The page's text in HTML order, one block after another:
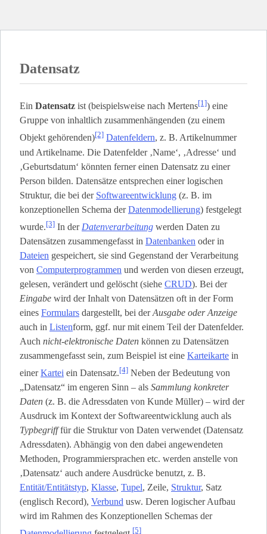
Datensatz
Ein Datensatz ist (beispielsweise nach Mertens[1]) eine
Gruppe von inhaltlich zusammenhängenden (zu einem
Objekt gehörenden)[2] Datenfeldern, z. B. Artikelnummer
und Artikelname. Die Datenfelder ‚Name‘, ‚Adresse‘ und
‚Geburtsdatum‘ könnten ferner einen Datensatz zu einer
Person bilden. Datensätze entsprechen einer logischen
Struktur, die bei der Softwareentwicklung (z. B. im
konzeptionellen Schema derDatenmodellierung) festgelegt
wurde.[3] In der Datenverarbeitung werden Daten zu
Datensätzen zusammengefasst in Datenbanken oder in
Dateien gespeichert, sie sind Gegenstand der Verarbeitung
von Computerprogrammen und werden von diesen erzeugt,
gelesen, verändert und gelöscht (siehe CRUD). Bei der
Eingabe wird der Inhalt von Datensätzen oft in der Form
eines Formulars dargestellt, bei derAusgabe oder Anzeige
auch in Listen­form, ggf. nur mit einem Teil der Datenfelder.
Auch nicht-elektronische Daten können zu Datensätzen
zusammengefasst sein, zum Beispiel ist eine Karteikarte in
einerKartei ein Datensatz.[4] Neben der Bedeutung von
„Datensatz“ im engeren Sinn – als Sammlung konkreter
Daten (z. B. die Adressdaten von Kunde Müller) – wird der
Ausdruck im Kontext der Softwareentwicklung auch als
Typbegrifffür die Struktur von Daten verwendet (Datensatz
Adressdaten). Abhängig von den dabei angewendeten
Methoden, Programmiersprachen etc. werden anstelle von
‚Datensatz‘ auch andere Ausdrücke benutzt, z. B.
Entität/Entitätstyp, Klasse, Tupel, Zeile, Struktur, Satz
(englisch Record), Verbund usw. Deren logischer Aufbau
wird im Rahmen des Konzeptionellen Schemas der
[5]